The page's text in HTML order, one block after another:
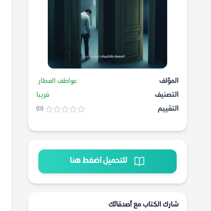
المؤلف
عواطف العطار
التصنيف
قريبا
التقييم
(0)
للتحميل اضغط هنا
شارك الكتاب مع أصدقائك